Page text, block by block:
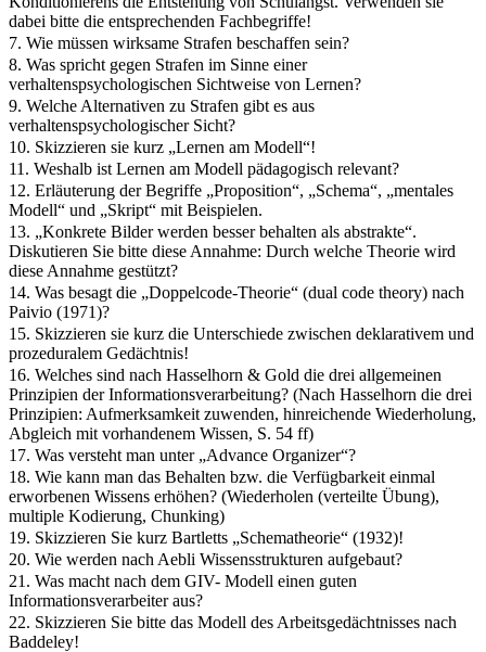
dabei bitte die entsprechenden Fachbegriffe!
7. Wie müssen wirksame Strafen beschaffen sein?
8. Was spricht gegen Strafen im Sinne einer
verhaltenspsychologischen Sichtweise von Lernen?
9. Welche Alternativen zu Strafen gibt es aus
verhaltenspsychologischer Sicht?
10. Skizzieren sie kurz „Lernen am Modell“!
11. Weshalb ist Lernen am Modell pädagogisch relevant?
12. Erläuterung der Begriffe „Proposition“, „Schema“, „mentales
Modell“ und „Skript“ mit Beispielen.
13. „Konkrete Bilder werden besser behalten als abstrakte“.
Diskutieren Sie bitte diese Annahme: Durch welche Theorie wird
diese Annahme gestützt?
14. Was besagt die „Doppelcode-Theorie“ (dual code theory) nach
Paivio (1971)?
15. Skizzieren sie kurz die Unterschiede zwischen deklarativem und
prozeduralem Gedächtnis!
16. Welches sind nach Hasselhorn & Gold die drei allgemeinen
Prinzipien der Informationsverarbeitung? (Nach Hasselhorn die drei
Prinzipien: Aufmerksamkeit zuwenden, hinreichende Wiederholung,
Abgleich mit vorhandenem Wissen, S. 54 ff)
17. Was versteht man unter „Advance Organizer“?
18. Wie kann man das Behalten bzw. die Verfügbarkeit einmal
erworbenen Wissens erhöhen? (Wiederholen (verteilte Übung),
multiple Kodierung, Chunking)
19. Skizzieren Sie kurz Bartletts „Schematheorie“ (1932)!
20. Wie werden nach Aebli Wissensstrukturen aufgebaut?
21. Was macht nach dem GIV- Modell einen guten
Informationsverarbeiter aus?
22. Skizzieren Sie bitte das Modell des Arbeitsgedächtnisses nach
Baddeley!